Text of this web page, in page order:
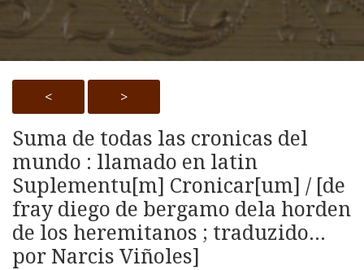
< >
Suma de todas las cronicas del
mundo : llamado en latin
Suplementu[m] Cronicar[um] / [de
fray diego de bergamo dela horden
de los heremitanos ; traduzido...
por Narcis Viñoles]